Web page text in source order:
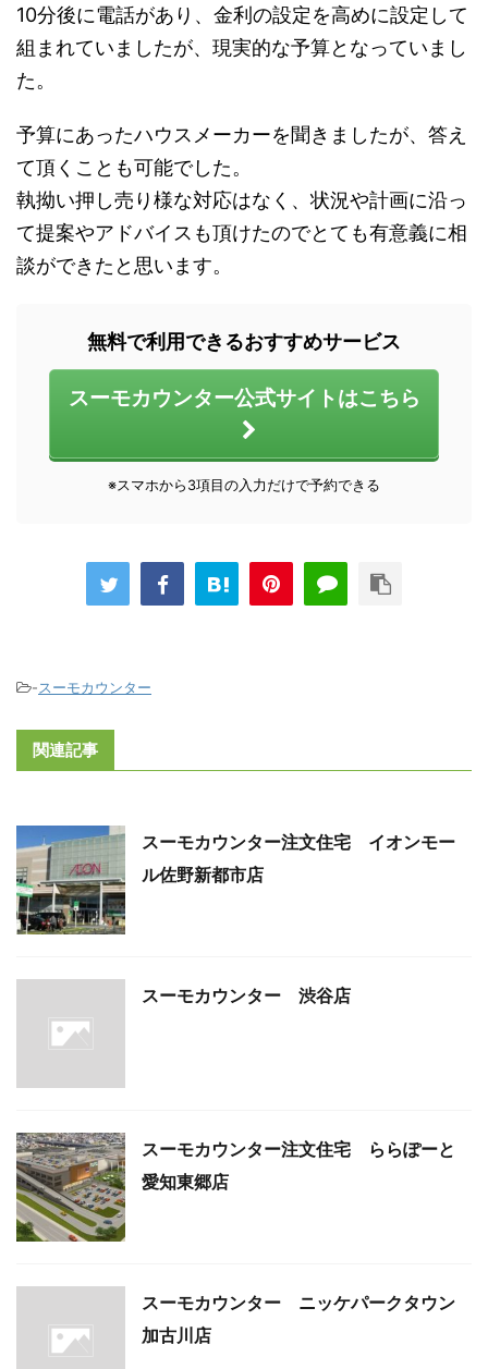
10分後に電話があり、金利の設定を高めに設定して
組まれていましたが、現実的な予算となっていまし
た。
予算にあったハウスメーカーを聞きましたが、答え
て頂くことも可能でした。
執拗い押し売り様な対応はなく、状況や計画に沿っ
て提案やアドバイスも頂けたのでとても有意義に相
談ができたと思います。
無料で利用できるおすすめサービス
スーモカウンター公式サイトはこちら
※スマホから3項目の入力だけで予約できる
-スーモカウンター
関連記事
スーモカウンター注文住宅 イオンモー
ル佐野新都市店
スーモカウンター 渋谷店
スーモカウンター注文住宅 ららぽーと
愛知東郷店
スーモカウンター ニッケパークタウン
加古川店